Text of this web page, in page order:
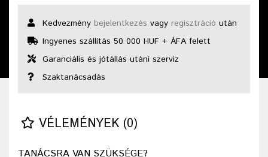
Kedvezmény bejelentkezés vagy regisztráció után
Ingyenes szállítás 50 000 HUF + ÁFA felett
Garanciális és jótállás utáni szerviz
Szaktanácsadás
VÉLEMÉNYEK (0)
TANÁCSRA VAN SZÜKSÉGE?